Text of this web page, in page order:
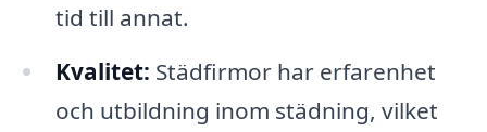
tid till annat.
Kvalitet: Städfirmor har erfarenhet
och utbildning inom städning, vilket